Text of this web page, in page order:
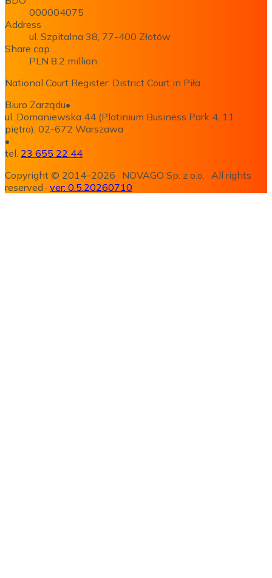
000004075
Address
ul. Szpitalna 38, 77-400 Złotów
Share cap.
PLN 8.2 million
National Court Register: District Court in Piła.
Biuro Zarządu•
ul. Domaniewska 44 (Platinium Business Park 4, 11
piętro), 02-672 Warszawa
•
tel. 23 655 22 44
Copyright © 2014–2026 · NOVAGO Sp. z o.o. · All rights
reserved · ver: 0.5.20260710